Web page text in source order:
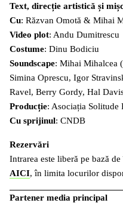
Text, direcție artistică și
Cu: Răzvan Omotă & Mihai
Video plot: Andu Dumitrescu
Costume: Dinu Bodiciu
Soundscape: Mihai Mihalcea
Simina Oprescu, Igor
Ravel, Berry Gordy, Hal
Producție: Asociația Solitude
Cu sprijinul: CNDB
Rezervări
Intrarea este liberă pe bază
AICI, în limita locurilor
Partener media principal